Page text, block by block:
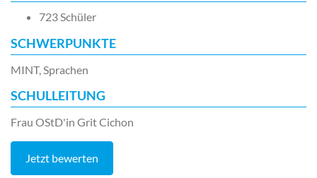
723 Schüler
SCHWERPUNKTE
MINT, Sprachen
SCHULLEITUNG
Frau OStD'in Grit Cichon
Jetzt bewerten